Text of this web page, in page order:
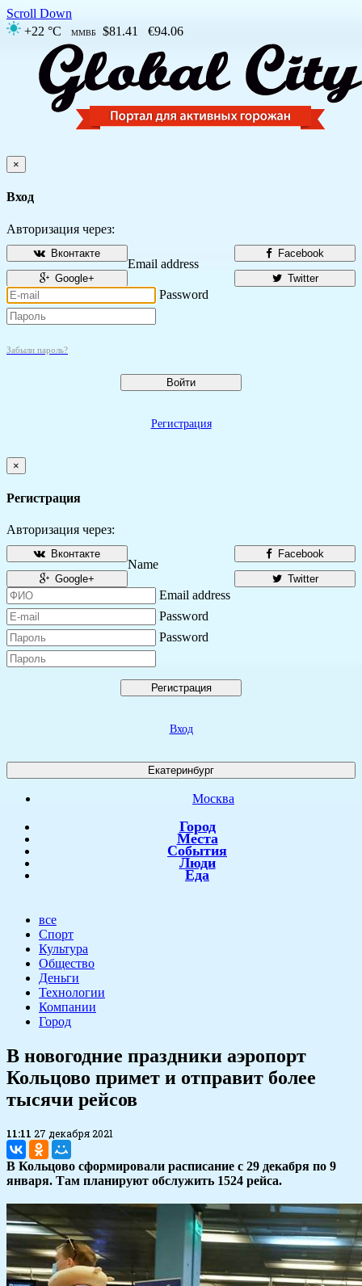
Scroll Down
+22 °C
ММВБ $81.41 €94.06
×
Вход
Авторизация через:
Facebook
Вконтакте
Twitter
Google+
Email address
Password
Забыли пароль?
Войти
Регистрация
×
Регистрация
Авторизация через:
Facebook
Вконтакте
Twitter
Google+
Name
Email address
Password
Password
Регистрация
Вход
Екатеринбург
Москва
Город
Места
События
Люди
Еда
все
Спорт
Культура
Общество
Деньги
Технологии
Компании
Город
​В новогодние праздники аэропорт
Кольцово примет и отправит более
тысячи рейсов
11:11 27 декабря 2021
В Кольцово сформировали расписание с 29 декабря по 9
января. Там планируют обслужить 1524 рейса.